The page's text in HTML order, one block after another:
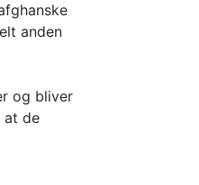
anden
og bliver
at de